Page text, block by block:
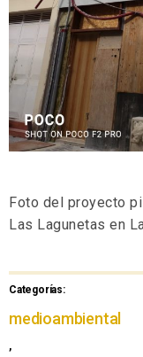
Foto del proyecto
Las Lagunetas en
Categorías:
medioambiental
,